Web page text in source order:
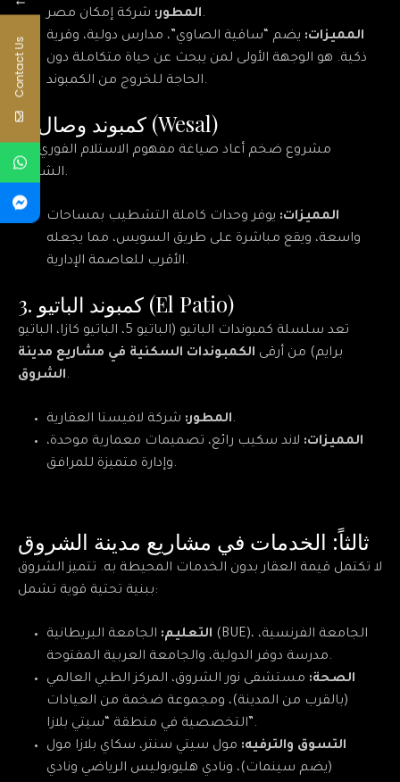
المطور:شركة إمكان مصر.
المميزات: يضم “ساقية الصاوي”، مدارس دولية، وقرية
ذكية. هو الوجهة الأولى لمن يبحث عن حياة متكاملة دون
الحاجة للخروج من الكمبوند.
2. كمبوند وصال (Wesal)
مشروع ضخم أعاد صياغة مفهوم الاستلام الفوري في
الشروق.
المميزات: يوفر وحدات كاملة التشطيب بمساحات
واسعة، ويقع مباشرة على طريق السويس، مما يجعله
الأقرب للعاصمة الإدارية.
3. كمبوند الباتيو (El Patio)
تعد سلسلة كمبوندات الباتيو (الباتيو 5، الباتيو كازا، الباتيو
برايم) من أرقى الكمبوندات السكنية في مشاريع مدينة
الشروق.
المطور:شركة لافيستا العقارية.
المميزات: لاند سكيب رائع، تصميمات معمارية موحدة،
وإدارة متميزة للمرافق.
ثالثاً: الخدمات في مشاريع مدينة الشروق
لا تكتمل قيمة العقار بدون الخدمات المحيطة به. تتميز الشروق
ببنية تحتية قوية تشمل:
التعليم: الجامعة البريطانية (BUE)، الجامعة الفرنسية،
مدرسة دوفر الدولية، والجامعة العربية المفتوحة.
الصحة: مستشفى نور الشروق، المركز الطبي العالمي
(بالقرب من المدينة)، ومجموعة ضخمة من العيادات
التخصصية في منطقة “سيتي بلازا”.
التسوق والترفيه: مول سيتي سنتر، سكاي بلازا مول
(يضم سينمات)، ونادي هليوبوليس الرياضي ونادي
Contact Us